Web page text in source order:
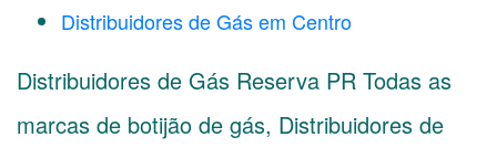
Distribuidores de Gás em Centro
Distribuidores de Gás Reserva PR Todas as
marcas de botijão de gás, Distribuidores de